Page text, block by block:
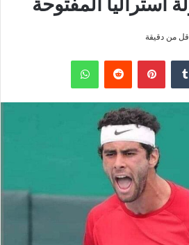
من دقيقة
بينتيريست واتساب